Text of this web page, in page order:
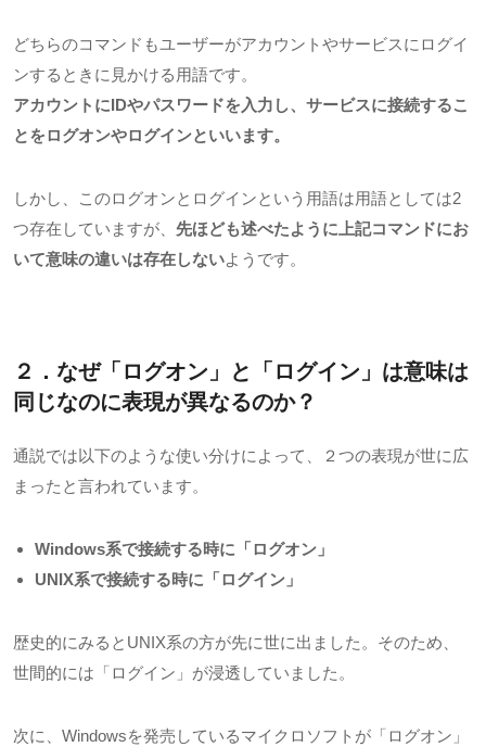
どちらのコマンドもユーザーがアカウントやサービスにログイ
ンするときに見かける用語です。
アカウントにIDやパスワードを入力し、サービスに接続するこ
とをログオンやログインといいます。
しかし、このログオンとログインという用語は用語としては2
つ存在していますが、 先ほども述べたように上記コマンドにお
いて意味の違いは存在しないようです。
２． なぜ「ログオン」と「ログイン」は意味は
同じなのに表現が異なるのか？
通説では以下のような使い分けによって、２つの表現が世に広
まったと言われています。
Windows系で接続する時に「ログオン」
UNIX系で接続する時に「ログイン」
歴史的にみると UNIX系の方が先に世に出ました。そのため、
世間的には「ログイン」が浸透していました。
次に、 Windowsを発売しているマイクロソフトが「ログオン」